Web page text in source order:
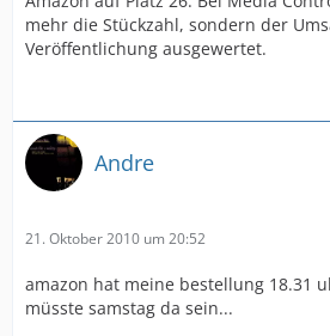
mehr die Stückzahl, sondern der
Veröffentlichung ausgewertet.
Andre
21. Oktober 2010 um 20:52
amazon hat meine bestellung 18.31
müsste samstag da sein...